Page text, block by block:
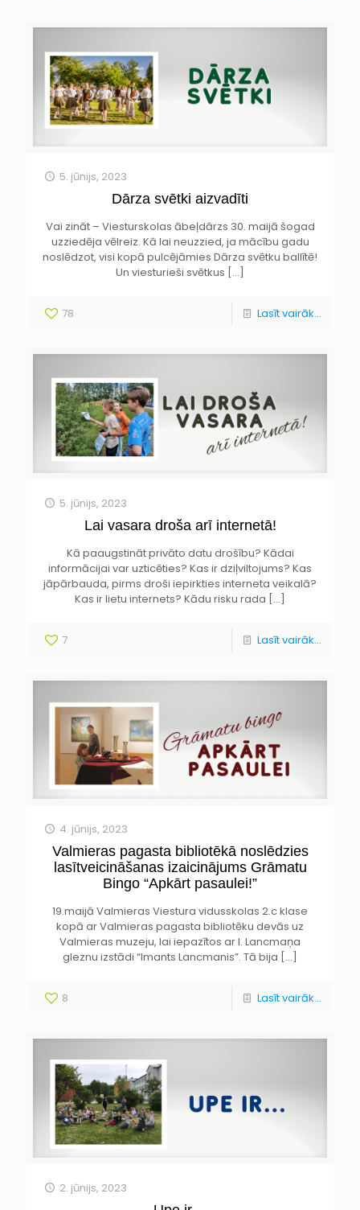
5. jūnijs, 2023
Dārza svētki aizvadīti
Vai zināt – Viesturskolas ābeļdārzs 30. maijā šogad
uzziedēja vēlreiz. Kā lai neuzzied, ja mācību gadu
noslēdzot, visi kopā pulcējāmies Dārza svētku ballītē!
Un viesturieši svētkus […]
78 Lasīt vairāk...
5. jūnijs, 2023
Lai vasara droša arī internetā!
Kā paaugstināt privāto datu drošību? Kādai
informācijai var uzticēties? Kas ir dziļviltojums? Kas
jāpārbauda, pirms droši iepirkties interneta veikalā?
Kas ir lietu internets? Kādu risku rada […]
7 Lasīt vairāk...
4. jūnijs, 2023
Valmieras pagasta bibliotēkā noslēdzies
lasītveicināšanas izaicinājums Grāmatu
Bingo “Apkārt pasaulei!”
19.maijā Valmieras Viestura vidusskolas 2.c klase
kopā ar Valmieras pagasta bibliotēku devās uz
Valmieras muzeju, lai iepazītos ar I. Lancmaņa
gleznu izstādi “Imants Lancmanis”. Tā bija […]
8 Lasīt vairāk...
2. jūnijs, 2023